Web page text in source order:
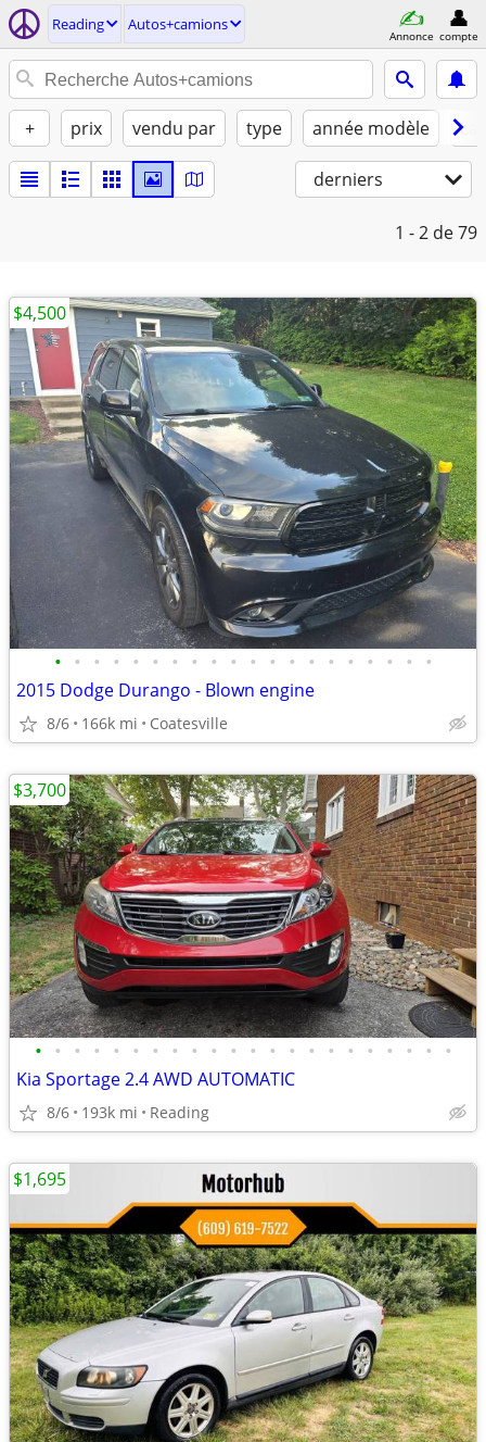
Reading Autos+camions
Annonce compte
+ prix vendu par type année modèle
derniers
1 - 2 de 79
• • • • • • • • • • • • • • • • • • • •
2015 Dodge Durango - Blown engine
8/6 166k mi Coatesville
$4,500
• • • • • • • • • • • • • • • • • • • • • •
Kia Sportage 2.4 AWD AUTOMATIC
8/6 193k mi Reading
$3,700
$1,695